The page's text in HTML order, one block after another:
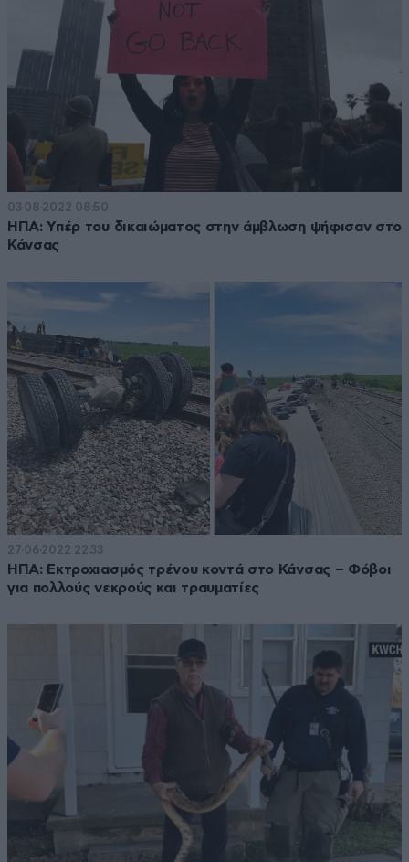
03·08·2022 08:50
ΗΠΑ: Υπέρ του δικαιώματος στην άμβλωση ψήφισαν στο
Κάνσας
27·06·2022 22:33
ΗΠΑ: Εκτροχιασμός τρένου κοντά στο Κάνσας – Φόβοι
για πολλούς νεκρούς και τραυματίες